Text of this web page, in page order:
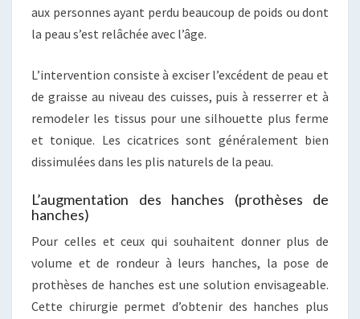
aux personnes ayant perdu beaucoup de poids ou dont
la peau s’est relâchée avec l’âge.
L’intervention consiste à exciser l’excédent de peau et
de graisse au niveau des cuisses, puis à resserrer et à
remodeler les tissus pour une silhouette plus ferme
et tonique. Les cicatrices sont généralement bien
dissimulées dans les plis naturels de la peau.
L’augmentation des hanches (prothèses de
hanches)
Pour celles et ceux qui souhaitent donner plus de
volume et de rondeur à leurs hanches, la pose de
prothèses de hanches est une solution envisageable.
Cette chirurgie permet d’obtenir des hanches plus